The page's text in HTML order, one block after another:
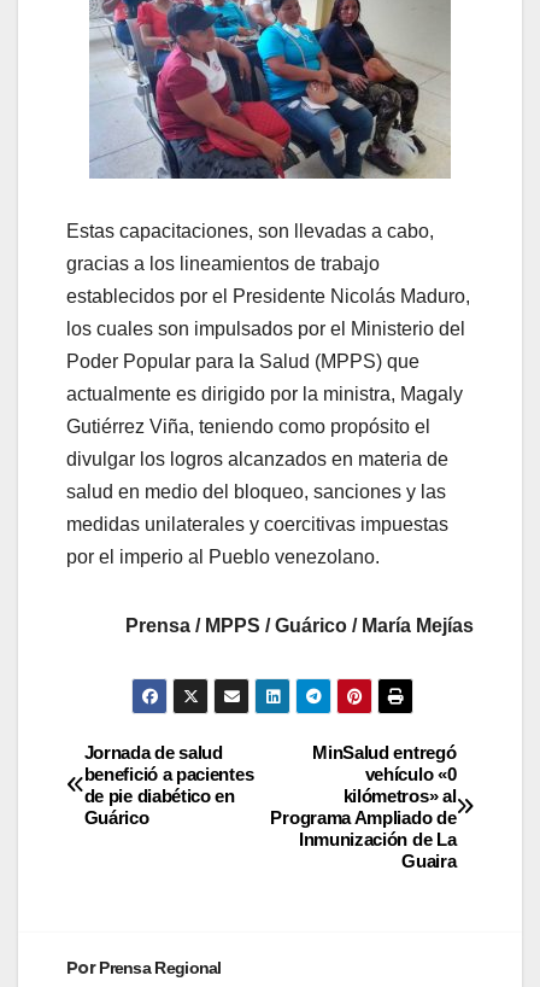
Estas capacitaciones, son llevadas a cabo,
gracias a los lineamientos de trabajo
establecidos por el Presidente Nicolás Maduro,
los cuales son impulsados por el Ministerio del
Poder Popular para la Salud (MPPS) que
actualmente es dirigido por la ministra, Magaly
Gutiérrez Viña, teniendo como propósito el
divulgar los logros alcanzados en materia de
salud en medio del bloqueo, sanciones y las
medidas unilaterales y coercitivas impuestas
por el imperio al Pueblo venezolano.
Prensa / MPPS / Guárico / María Mejías
MinSalud entregó
vehículo «0
kilómetros» al
Programa Ampliado de
Inmunización de La
Guaira
Jornada de salud
benefició a pacientes
de pie diabético en
Guárico
PorPrensa Regional